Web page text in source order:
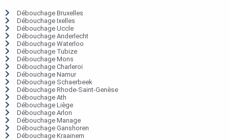
Débouchage Bruxelles
Débouchage Ixelles
Débouchage Uccle
Débouchage Anderlecht
Débouchage Waterloo
Débouchage Tubize
Débouchage Mons
Débouchage Charleroi
Débouchage Namur
Débouchage Schaerbeek
Débouchage Rhode-Saint-Genèse
Débouchage Ath
Débouchage Liège
Débouchage Arlon
Débouchage Manage
Débouchage Ganshoren
Débouchage Kraainem